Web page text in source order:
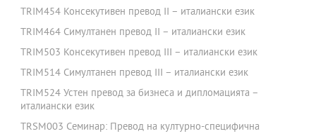
TRIM454 Консекутивен превод II – италиански език
TRIM464 Симултанен превод II – италиански език
TRIM503 Консекутивен превод III – италиански език
TRIM514 Симултанен превод III – италиански език
TRIM524 Устен превод за бизнеса и дипломацията –
италиански език
TRSM003 Семинар: Превод на културно-специфична